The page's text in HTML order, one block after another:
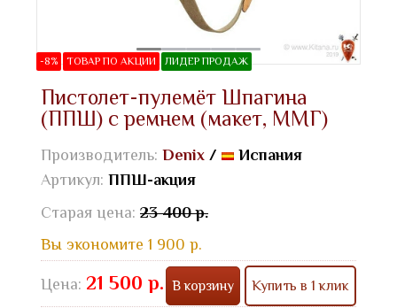
-8% ТОВАР ПО АКЦИИ ЛИДЕР ПРОДАЖ
Пистолет-пулемёт Шпагина
(ППШ) с ремнем (макет, ММГ)
Производитель: Denix /
Испания
Артикул: ППШ-акция
Старая цена: 23 400 р.
Вы экономите 1 900 р.
Цена: 21 500 р. В корзину Купить в 1 клик